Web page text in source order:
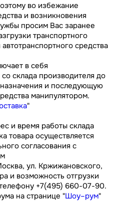
во избежание
и возникновения
просим Вас заранее
транспортного
средства
в себя
склада производителя до
и последующую
манипулятором.
"
и время работы склада
товара осуществляется
согласования с
ул. Кржижановского,
и возможность отгрузки
+7(495) 660-07-90.
на странице "Шоу–рум"